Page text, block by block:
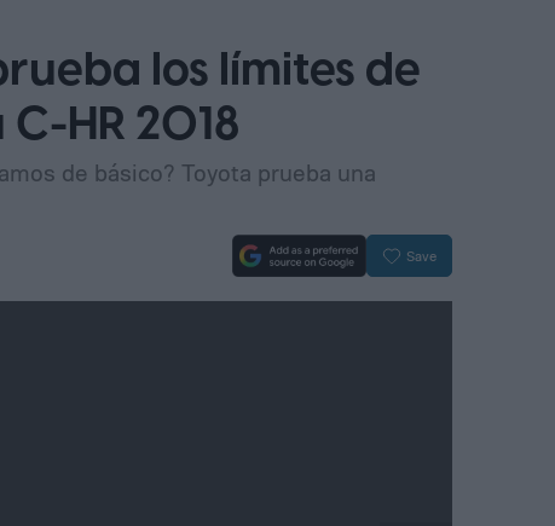
los límites de
HR 2018
de básico? Toyota prueba una
Save